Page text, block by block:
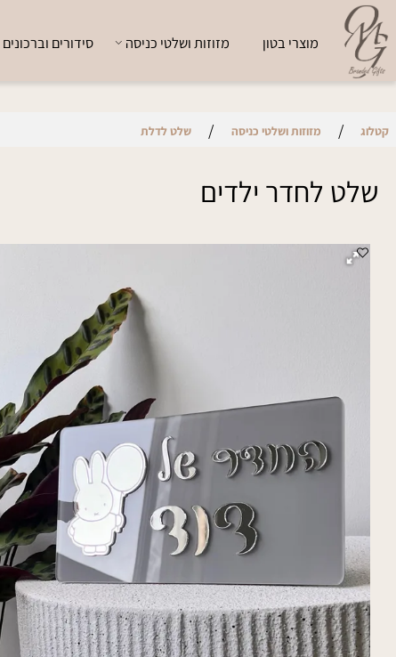
מוצרי בטון מזוזות ושלטי כניסה סידורים וברכונים
/ מזוזות ושלטי כניסה / שלט לדלת
לחדר ילדים